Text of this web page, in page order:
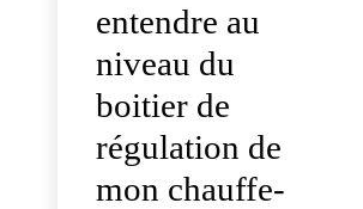
entendre au
niveau du
boitier de
régulation de
mon chauffe-